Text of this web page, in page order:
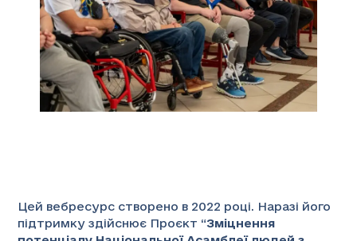
Цей вебресурс створено в 2022 році. Наразі його
підтримку здійснює Проєкт “Зміцнення